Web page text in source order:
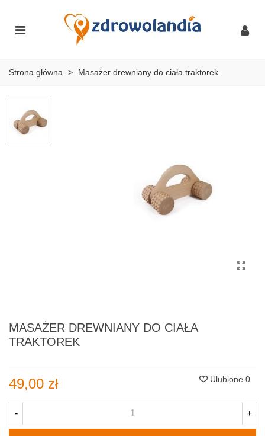
Strona główna > Masażer drewniany do ciała traktorek
MASAŻER DREWNIANY DO CIAŁA
TRAKTOREK
49,00 zł Ulubione 0
- +